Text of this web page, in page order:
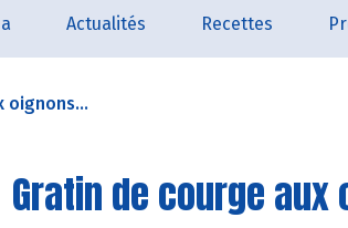
Actualités Recettes
oignons...
Gratin de courge